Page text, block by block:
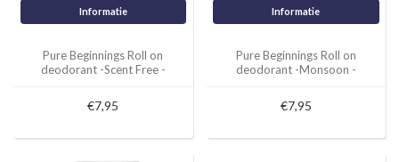
Informatie
Pure Beginnings Roll on
deodorant -Scent Free -
€7,95
Informatie
Pure Beginnings Roll on
deodorant -Monsoon -
€7,95